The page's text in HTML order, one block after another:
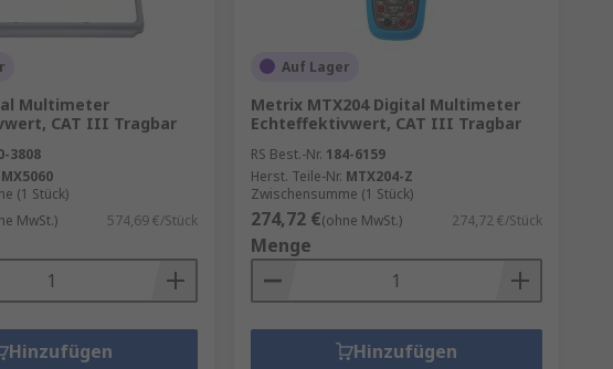
Multimeter
CAT III Tragbar
3808
MX5060
(1 Stück)
MwSt.) 574,69 €/Stück
Hinzufügen
Auf Lager
Metrix MTX204 Digital Multimeter
Echteffektivwert, CAT III Tragbar
RS Best.-Nr. 184-6159
Herst. Teile-Nr. MTX204-Z
Zwischensumme (1 Stück)
274,72 €(ohne MwSt.) 274,72 €/Stück
Menge
Hinzufügen